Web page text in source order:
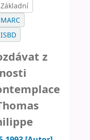
Základní
MARC
ISBD
z